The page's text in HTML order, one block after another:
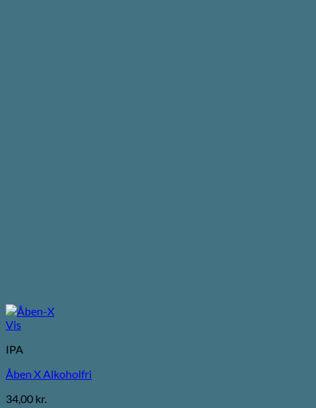
Vis
IPA
Åben X Alkoholfri
34,00 kr.